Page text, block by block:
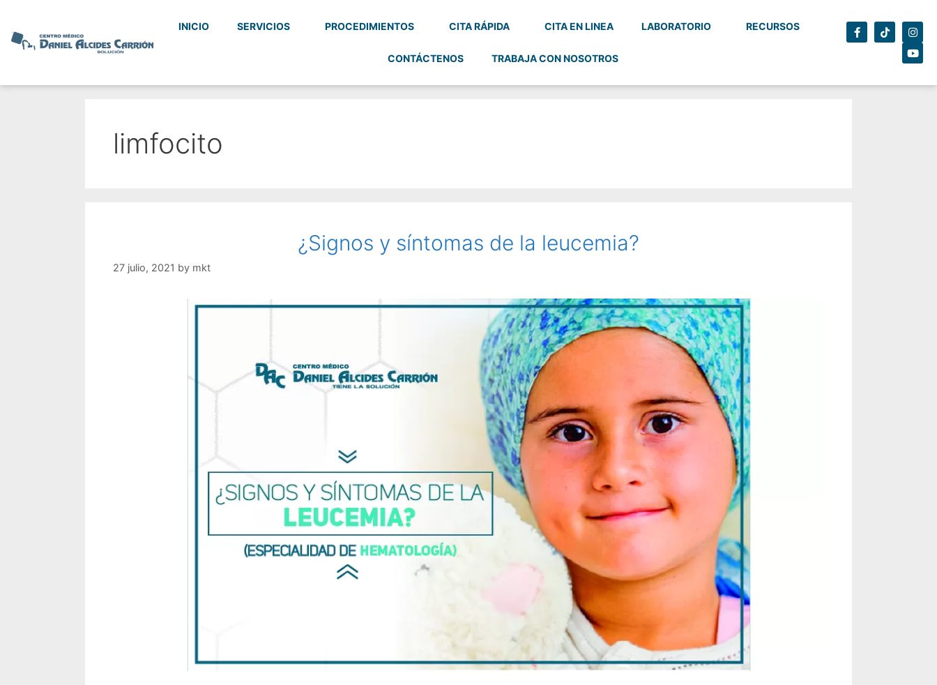
INICIO SERVICIOS PROCEDIMIENTOS CITA RÁPIDA CITA EN LINEA LABORATORIO RECURSOS
CONTÁCTENOS TRABAJA CON NOSOTROS
limfocito
¿Signos y síntomas de la leucemia?
27 julio, 2021 by mkt